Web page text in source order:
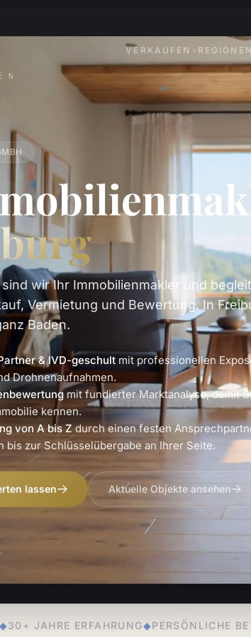
VERKAUFEN REGIONEN
wir Ihr Immobilienmakler und
Vermietung und Bewertung. In
Baden.
& IVD-geschult mit professionellen
Drohnenaufnahmen.
mit fundierter Marktanalyse, damit
kennen.
von A bis Zdurch einen festen
bis zur Schlüsselübergabe an Ihrer Seite.
lassen Aktuelle Objekte ansehen
◆ PERSÖNLICHE BETREUUNG◆LOKALE